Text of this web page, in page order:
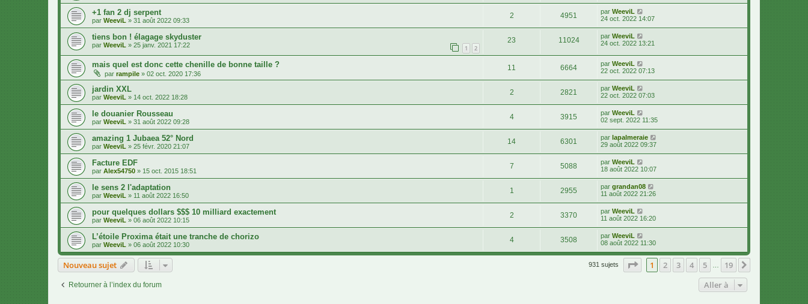
+1 fan 2 dj serpent
par WeeviL » 31 août 2022 09:33
2 4951 par WeeviL
24 oct. 2022 14:07
tiens bon ! élagage skyduster
par WeeviL » 25 janv. 2021 17:22 1 2
23 11024 par WeeviL
24 oct. 2022 13:21
mais quel est donc cette chenille de bonne taille ?
par rampile » 02 oct. 2020 17:36
11 6664 par WeeviL
22 oct. 2022 07:13
jardin XXL
par WeeviL » 14 oct. 2022 18:28
2 2821 par WeeviL
22 oct. 2022 07:03
le douanier Rousseau
par WeeviL » 31 août 2022 09:28
4 3915 par WeeviL
02 sept. 2022 11:35
amazing 1 Jubaea 52° Nord
par WeeviL » 25 févr. 2020 21:07
14 6301 par lapalmeraie
29 août 2022 09:37
Facture EDF
par Alex54750 » 15 oct. 2015 18:51
7 5088 par WeeviL
18 août 2022 10:07
le sens 2 l'adaptation
par WeeviL » 11 août 2022 16:50
1 2955 par grandan08
11 août 2022 21:26
pour quelques dollars $$$ 10 milliard exactement
par WeeviL » 06 août 2022 10:15
2 3370 par WeeviL
11 août 2022 16:20
L’étoile Proxima était une tranche de chorizo
par WeeviL » 06 août 2022 10:30
4 3508 par WeeviL
08 août 2022 11:30
Nouveau sujet 931 sujets Page sur19
1 2 3 4 5 … 19
Retourner à l’index du forum Aller à